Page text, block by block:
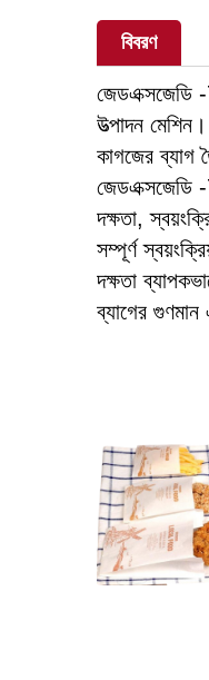
বিবরণ
জেডএক্সজেডি -
উত্পাদন
কাগজের ব্যাগ
জেডএক্সজেডি -
দক্ষতা,
সম্পূর্ণ
দক্ষতা
ব্যাগের গুণমান